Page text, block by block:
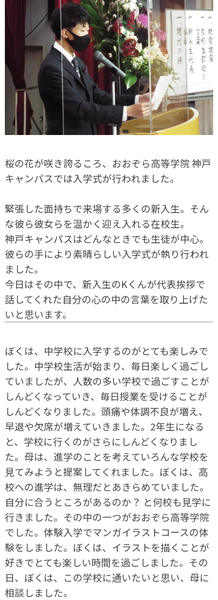
桜の花が咲き誇るころ、おおぞら高等学院 神戸
キャンパスでは入学式が行われました。
緊張した面持ちで来場する多くの新入生。そん
な彼ら彼女らを温かく迎え入れる在校生。
神戸キャンパスはどんなときでも生徒が中心。
彼らの手により素晴らしい入学式が執り行われ
ました。
今日はその中で、新入生のKくんが代表挨拶で
話してくれた自分の心の中の言葉を取り上げた
いと思います。
ぼくは、中学校に入学するのがとても楽しみで
した。中学校生活が始まり、毎日楽しく過ごし
ていましたが、人数の多い学校で過ごすことが
しんどくなっていき、毎日授業を受けることが
しんどくなりました。頭痛や体調不良が増え、
早退や欠席が増えていきました。2年生になる
と、学校に行くのがさらにしんどくなりまし
た。母は、進学のことを考えていろんな学校を
見てみようと提案してくれました。ぼくは、高
校への進学は、無理だとあきらめていました。
自分に合うところがあるのか？ と何校も見学に
行きました。その中の一つがおおぞら高等学院
でした。体験入学でマンガイラストコースの体
験をしました。ぼくは、イラストを描くことが
好きでとても楽しい時間を過ごしました。その
日、ぼくは、この学校に通いたいと思い、母に
相談しました。